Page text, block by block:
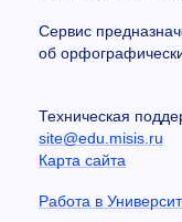
Сервис
об
Техническая
site@edu.misis.ru
Карта сайта
Работа в